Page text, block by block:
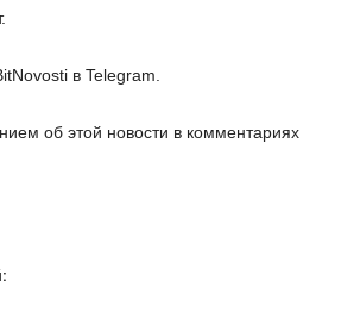
в Telegram.
об этой новости в комментариях